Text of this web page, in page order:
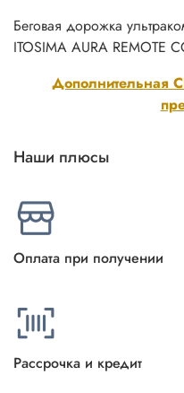
Дополнительная
Беговая дорожка
ITOSIMA AURA REMOTE
Наши плюсы
Оплата при получении
Рассрочка и кредит